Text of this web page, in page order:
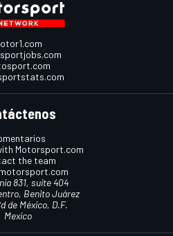
Motorsport.com
the team
831, suite 404
Benito Juárez
de México, D.F.
Mexico